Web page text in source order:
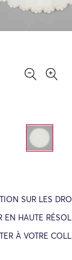
SUR LES
EN HAUTE
À VOTRE